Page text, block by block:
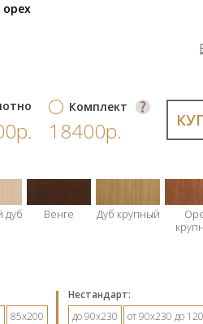
Комплект
18400р.
дуб Венге Дуб крупный
85х200
Hестандарт:
до 90х230
от 90х230 до